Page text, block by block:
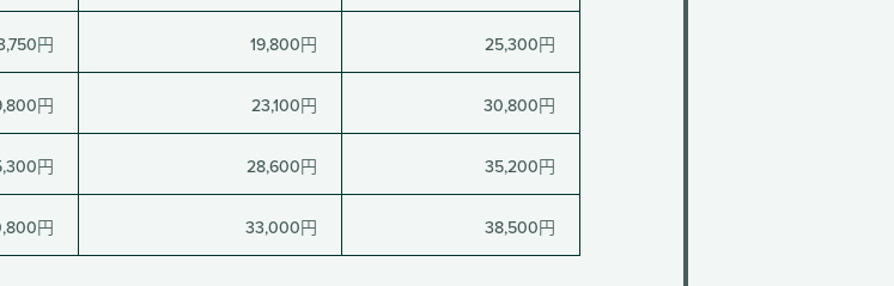
円 19,800円 25,300円
円 23,100円 30,800円
円 28,600円 35,200円
円 33,000円 38,500円